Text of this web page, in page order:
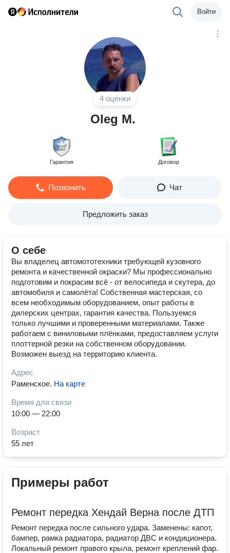
Войти
4 оценки
Oleg M.
Гарантия Договор
Позвонить Чат
Предложить заказ
О себе
Вы владелец автомототехники требующей кузовного
ремонта и качественной окраски? Мы профессионально
подготовим и покрасим всё - от велосипеда и скутера, до
автомобиля и самолёта! Собственная мастерская, со
всем необходимым оборудованием, опыт работы в
дилерских центрах, гарантия качества. Пользуемся
только лучшими и проверенными материалами. Также
работаем с виниловыми плёнками, предоставляем услуги
плоттерной резки на собственном оборудовании.
Возможен выезд на территорию клиента.
Адрес
Раменское. На карте
Время для связи
10:00 — 22:00
Возраст
55 лет
Примеры работ
Ремонт передка Хендай Верна после ДТП
Ремонт передка после сильного удара. Заменены: капот,
бампер, рамка радиатора, радиатор ДВС и кондиционера.
Локальный ремонт правого крыла, ремонт креплений фар.